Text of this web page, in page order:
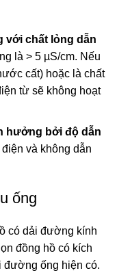
với chất lỏng dẫn
là > 5 µS/cm. Nếu
cất) hoặc là chất
từ sẽ không hoạt
hưởng bởi độ dẫn
và không dẫn
ống
có dải đường kính
đồng hồ có kích
ống hiện có.